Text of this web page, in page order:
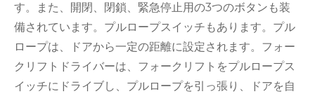
す。また、開閉、閉鎖、緊急停止用の3つのボタンも装
備されています。プルロープスイッチもあります。プル
ロープは、ドアから一定の距離に設定されます。フォー
クリフトドライバーは、フォークリフトをプルロープス
イッチにドライブし、プルロープを引っ張り、ドアを自